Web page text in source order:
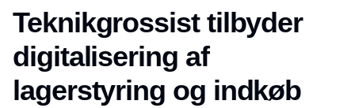
Teknikgrossist tilbyder
digitalisering af
lagerstyring og indkøb